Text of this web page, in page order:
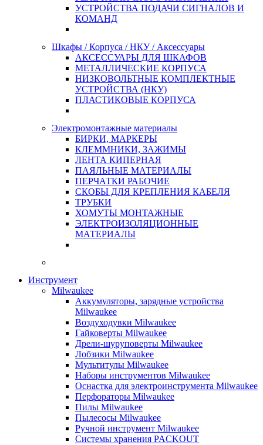
УСТРОЙСТВА ПОДАЧИ СИГНАЛОВ И
КОМАНД
Шкафы / Корпуса / НКУ / Аксессуары
АКСЕССУАРЫ ДЛЯ ШКАФОВ
МЕТАЛЛИЧЕСКИЕ КОРПУСА
НИЗКОВОЛЬТНЫЕ КОМПЛЕКТНЫЕ
УСТРОЙСТВА (НКУ)
ПЛАСТИКОВЫЕ КОРПУСА
Электромонтажные материалы
БИРКИ, МАРКЕРЫ
КЛЕММНИКИ, ЗАЖИМЫ
ЛЕНТА КИПЕРНАЯ
ПАЯЛЬНЫЕ МАТЕРИАЛЫ
ПЕРЧАТКИ РАБОЧИЕ
СКОБЫ ДЛЯ КРЕПЛЕНИЯ КАБЕЛЯ
ТРУБКИ
ХОМУТЫ МОНТАЖНЫЕ
ЭЛЕКТРОИЗОЛЯЦИОННЫЕ
МАТЕРИАЛЫ
Инструмент
Milwaukee
Аккумуляторы, зарядные устройства
Milwaukee
Воздуходувки Milwaukee
Гайковерты Milwaukee
Дрели-шуруповерты Milwaukee
Лобзики Milwaukee
Мультитулы Milwaukee
Наборы инструментов Milwaukee
Оснастка для электроинструмента Milwaukee
Перфораторы Milwaukee
Пилы Milwaukee
Пылесосы Milwaukee
Ручной инструмент Milwaukee
Системы хранения PACKOUT